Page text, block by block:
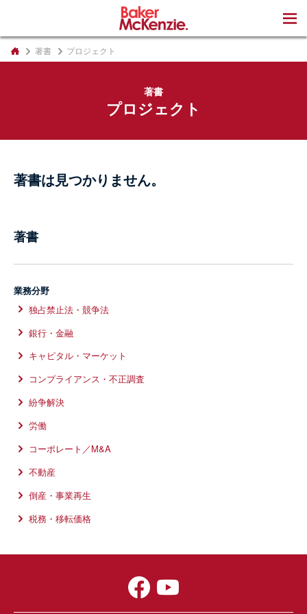
著書 プロジェクト
著書
プロジェクト
著書は見つかりません。
著書
業務分野
独占禁止法・競争法
銀行・金融
キャピタル・マーケット
コンプライアンス・不正調査
紛争解決
労働
コーポレート／M&A
不動産
倒産・事業再生
税務・移転価格